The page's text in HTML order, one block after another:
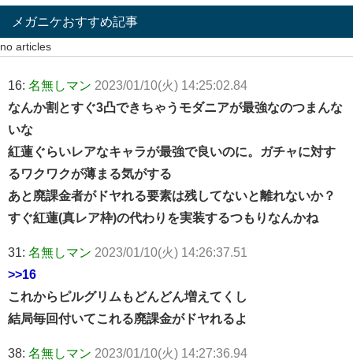
メガニケおすすめ記事
no articles
16: 名無しマン 2023/01/10(火) 14:25:02.84
なんか割とすぐ3凸できちゃうモダニアが最強なのつまんな
いな
紅蓮ぐらいレアなキャラが最強で良いのに。ガチャに対す
るワクワクが薄まる気がする
あと廃課金者がドヤれる要素は残してないと離れないか？
すぐ紅蓮(真レア枠)の代わりを実装するつもりなんかね
31: 名無しマン 2023/01/10(火) 14:26:37.51
>>16
これからピルグリムもどんどん増えてくし
結局毎回付いてこれる廃課金がドヤれるよ
38: 名無しマン 2023/01/10(火) 14:27:36.94